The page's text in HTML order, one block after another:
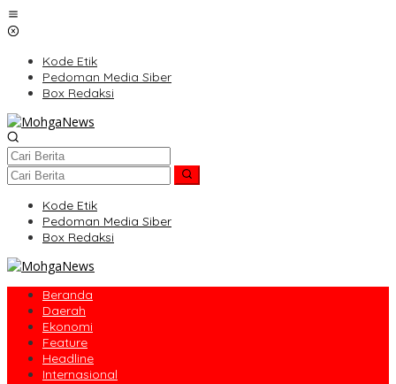
Lewati
ke
Kode Etik
Pedoman Media Siber
Box Redaksi
Kode Etik
Pedoman Media Siber
Box Redaksi
Beranda
Daerah
Ekonomi
Feature
Headline
Internasional